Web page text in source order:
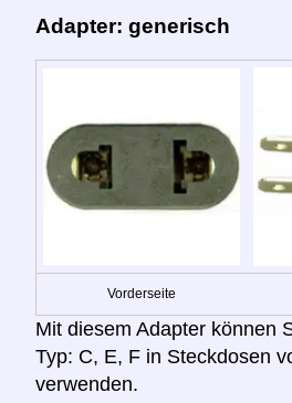
Adapter: generisch
Vorderseite
Mit diesem Adapter können
Typ: C, E, F in Steckdosen
verwenden.